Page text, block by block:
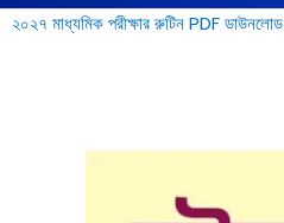
২০২৭ মাধ্যমিক পরীক্ষার রুটিন PDF ডাউনলোড